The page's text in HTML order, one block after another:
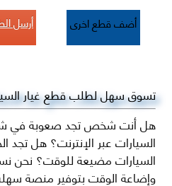
أضف قطع اخرى أرسل
تسوق سهل لطلب قطع غيار
هل أنت شخص تجد صعوبة في
السيارات عبر الإنترنت؟ هل تجد
السيارات مضيعة للوقت؟ نحن
وإضاعة الوقت بتوفير منصة